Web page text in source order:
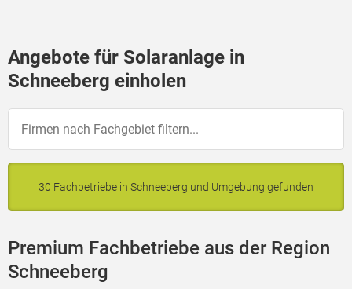
Angebote für Solaranlage in
Schneeberg einholen
30 Fachbetriebe in Schneeberg und Umgebung gefunden
Premium Fachbetriebe aus der Region
Schneeberg